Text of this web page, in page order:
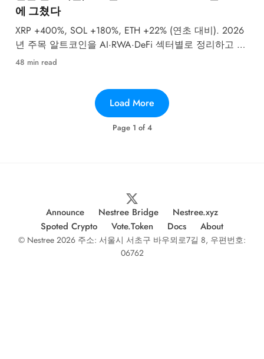
에 그쳤다
XRP +400%, SOL +180%, ETH +22% (연초 대비). 2026
년 주목 알트코인을 AI·RWA·DeFi 섹터별로 정리하고 애
널리스트 목표가를 함께 소개합니다.
48 min read
Page 1 of4
Load More
Announce Nestree Bridge
Nestree.xyz
Spoted Crypto
Vote.Token Docs About
© Nestree 2026 주소: 서울시 서초구 바우뫼로7길 8, 우편번호:
06762